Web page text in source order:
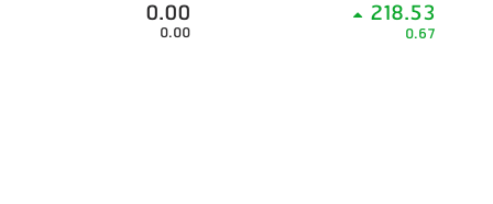
0.00
0.00
218.53
0.67